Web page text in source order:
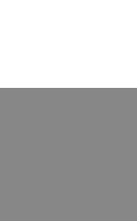
νέο παράθυρο))